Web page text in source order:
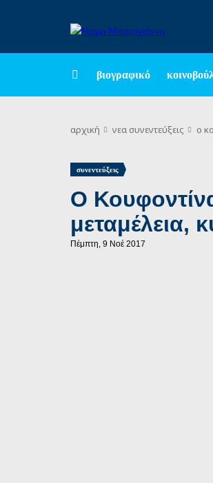
βιογραφικό
αρχική νεα συνεντεύξεις o
συνεντεύξεις
O
μεταμέλεια,
Πέμπτη, 9 Νοέ 2017